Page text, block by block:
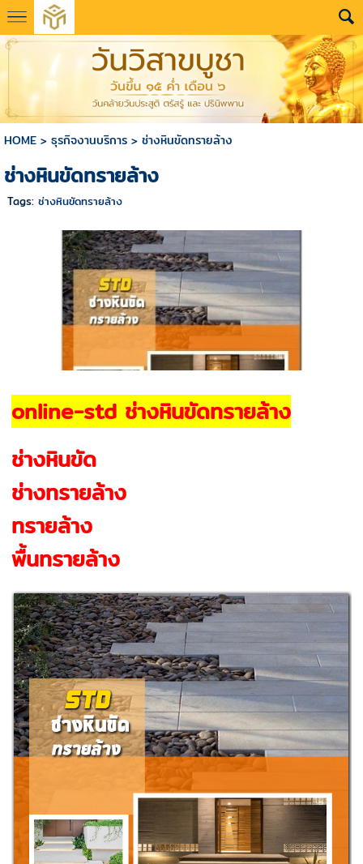
HOME> ธุรกิจงานบริการ> ช่างหินขัดทรายล้าง
ช่างหินขัดทรายล้าง
Tags: ช่างหินขัดทรายล้าง
online-std ช่างหินขัดทรายล้าง
ช่างหินขัด
ช่างทรายล้าง
ทรายล้าง
พื้นทรายล้าง